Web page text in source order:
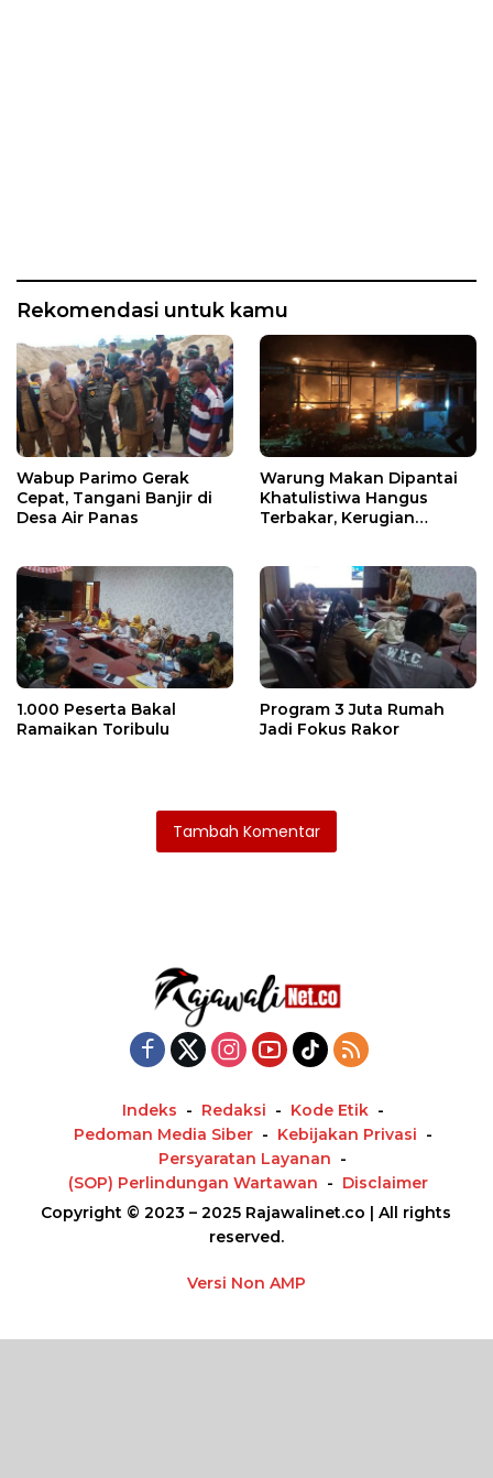
Rekomendasi untuk kamu
Wabup Parimo Gerak
Cepat, Tangani Banjir di
Desa Air Panas
Warung Makan Dipantai
Khatulistiwa Hangus
Terbakar, Kerugian
1.000 Peserta Bakal
Ramaikan Toribulu
Program 3 Juta Rumah
Jadi Fokus Rakor
Tambah Komentar
Indeks Redaksi
Kode Etik
Pedoman Media Siber
Kebijakan Privasi
Persyaratan Layanan
(SOP) Perlindungan Wartawan
Disclaimer
Copyright © 2023 – 2025 Rajawalinet.co | All rights
reserved.
Versi Non AMP